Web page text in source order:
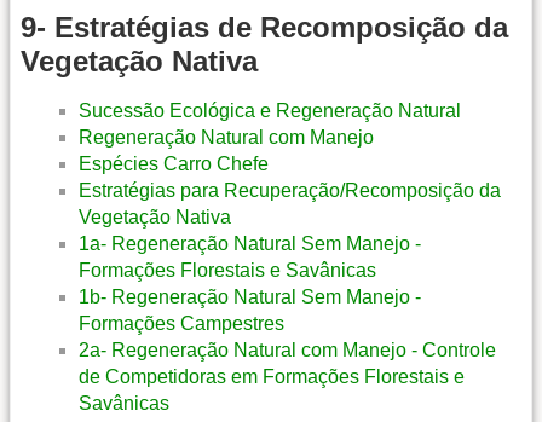
9- Estratégias de Recomposição da
Vegetação Nativa
Sucessão Ecológica e Regeneração Natural
Regeneração Natural com Manejo
Espécies Carro Chefe
Estratégias para Recuperação/Recomposição da
Vegetação Nativa
1a- Regeneração Natural Sem Manejo -
Formações Florestais e Savânicas
1b- Regeneração Natural Sem Manejo -
Formações Campestres
2a- Regeneração Natural com Manejo - Controle
de Competidoras em Formações Florestais e
Savânicas